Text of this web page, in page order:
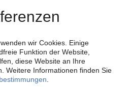
sind bereits im KunststoffWeb